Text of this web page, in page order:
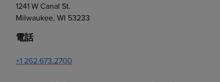
1241 W Canal St.
Milwaukee, WI 53233
電話
+1 262.673.2700